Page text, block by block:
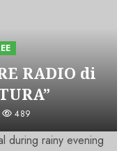
RADIO di
489